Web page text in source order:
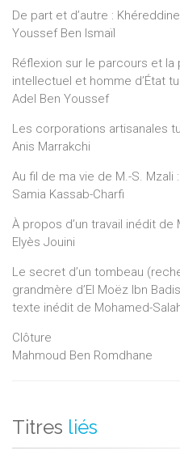
De part et d’autre :
Youssef Ben Ismaïl
Réflexion sur le parcours et
intellectuel et homme d’État
Adel Ben Youssef
Les corporations artisanales
Anis Marrakchi
Au fil de ma vie de M.-S.
Samia Kassab-Charfi
À propos d’un travail inédit de
Elyès Jouini
Le secret d’un tombeau
grandmère d’El Moëz Ibn
texte inédit de Mohamed-
Clôture
Mahmoud Ben Romdhane
Titres liés